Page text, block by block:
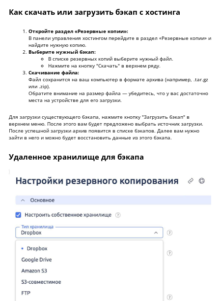
Как скачать или загрузить бэкап с хостинга
Откройте раздел «Резервные копии»:
В панели управления хостингом перейдите в раздел «Резервные копии» и
найдите нужную копию.
Выберите нужный бэкап:
В списке резервных копий выберите нужный файл.
Нажмите на кнопку "Скачать" в верхнем ряду.
Скачивание файла:
Файл сохранится на ваш компьютер в формате архива (например, .tar.gz
или .zip).
Обратите внимание на размер файла — убедитесь, что у вас достаточно
места на устройстве для его загрузки.
Для загрузки существующего бэкапа, нажмите кнопку "Загрузить бэкап" в
верхнем меню. После этого вам будет предложено выбрать источник загрузки.
После успешной загрузки архив появится в списке бэкапов. Далее вам нужно
зайти в него и можно будет восстановить данные из этого бэкапа.
Удаленное хранилище для бэкапа